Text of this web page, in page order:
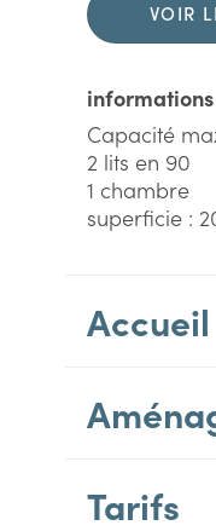
VOIR
Capacité
2 lits en 90
1 chambre
superficie :
Accueil
Tarifs